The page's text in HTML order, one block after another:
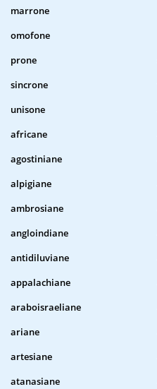
marrone
omofone
prone
sincrone
unisone
africane
agostiniane
alpigiane
ambrosiane
angloindiane
antidiluviane
appalachiane
araboisraeliane
ariane
artesiane
atanasiane